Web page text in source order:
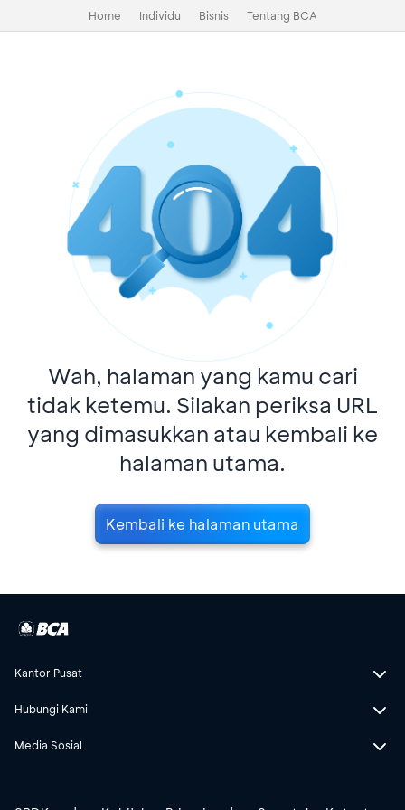
Home Individu Bisnis Tentang BCA
Wah, halaman yang kamu cari
tidak ketemu. Silakan periksa URL
yang dimasukkan atau kembali ke
halaman utama.
Kembali ke halaman utama
Kantor Pusat
Hubungi Kami
Media Sosial